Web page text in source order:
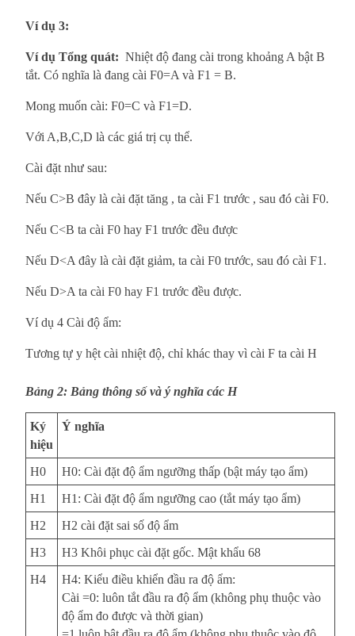
Ví dụ 3:
Ví dụ Tổng quát: Nhiệt độ đang cài trong khoảng A bật B
tắt. Có nghĩa là đang cài F0=A và F1 = B.
Mong muốn cài: F0=C và F1=D.
Với A,B,C,D là các giá trị cụ thể.
Cài đặt như sau:
Nếu C>B đây là cài đặt tăng , ta cài F1 trước , sau đó cài F0.
Nếu C<B ta cài F0 hay F1 trước đều được
Nếu D<A đây là cài đặt giảm, ta cài F0 trước, sau đó cài F1.
Nếu D>A ta cài F0 hay F1 trước đều được.
Ví dụ 4 Cài độ ẩm:
Tương tự y hệt cài nhiệt độ, chỉ khác thay vì cài F ta cài H
Bảng 2: Bảng thông số và ý nghĩa các H
Ký
hiệu
Ý nghĩa
H0
H0: Cài đặt độ ẩm ngưỡng thấp (bật máy tạo ẩm)
H1
H1: Cài đặt độ ẩm ngưỡng cao (tắt máy tạo ẩm)
H2
H2 cài đặt sai số độ ẩm
H3
H3 Khôi phục cài đặt gốc. Mật khẩu 68
H4
H4: Kiểu điều khiển đầu ra độ ẩm:
Cài =0: luôn tắt đầu ra độ ẩm (không phụ thuộc vào
độ ẩm đo được và thời gian)